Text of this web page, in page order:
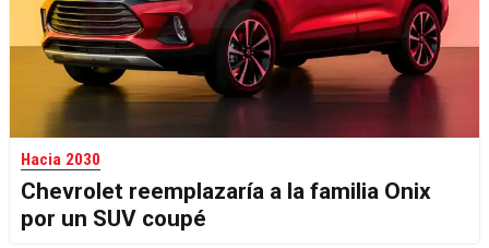
Hacia 2030
Chevrolet reemplazaría a la familia Onix
por un SUV coupé